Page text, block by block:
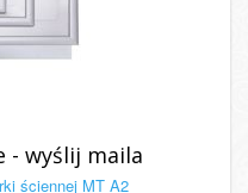
- wyślij maila
ściennej MT A2